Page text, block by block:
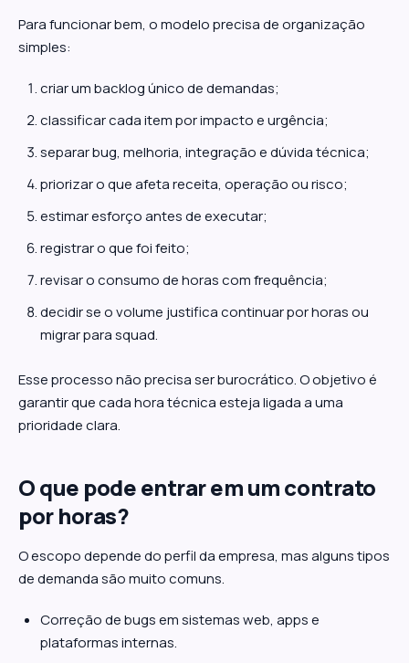
Para funcionar bem, o modelo precisa de organização
simples:
criar um backlog único de demandas;
classificar cada item por impacto e urgência;
separar bug, melhoria, integração e dúvida técnica;
priorizar o que afeta receita, operação ou risco;
estimar esforço antes de executar;
registrar o que foi feito;
revisar o consumo de horas com frequência;
decidir se o volume justifica continuar por horas ou
migrar para squad.
Esse processo não precisa ser burocrático. O objetivo é
garantir que cada hora técnica esteja ligada a uma
prioridade clara.
O que pode entrar em um contrato
por horas?
O escopo depende do perfil da empresa, mas alguns tipos
de demanda são muito comuns.
Correção de bugs em sistemas web, apps e
plataformas internas.